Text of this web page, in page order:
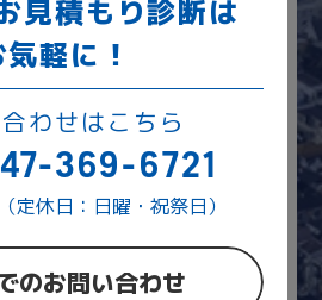
見積もり診断は
気軽に！
わせはこちら
369-6721
休日：日曜・祝祭日）
のお問い合わせ